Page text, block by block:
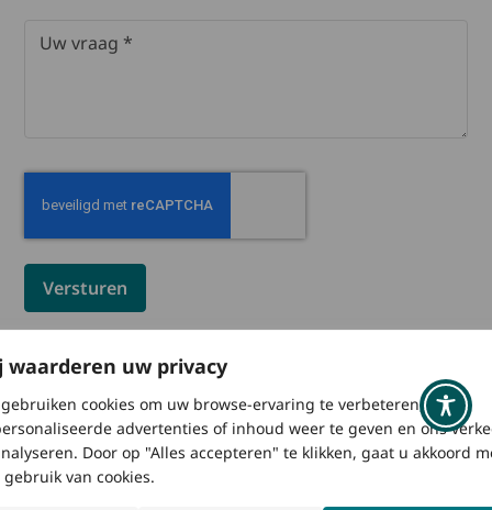
waarderen uw privacy
cookies om uw browse-ervaring te verbeteren,
advertenties of inhoud weer te geven en ons
Door op "Alles accepteren" te klikken, gaat u akkoord
gebruik van cookies.
Uw vraag
Een persoonlijke offerte aanvragen